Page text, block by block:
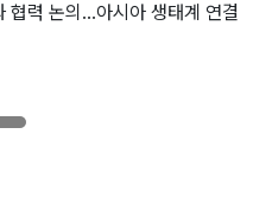
협력 논의…아시아 생태계 연결